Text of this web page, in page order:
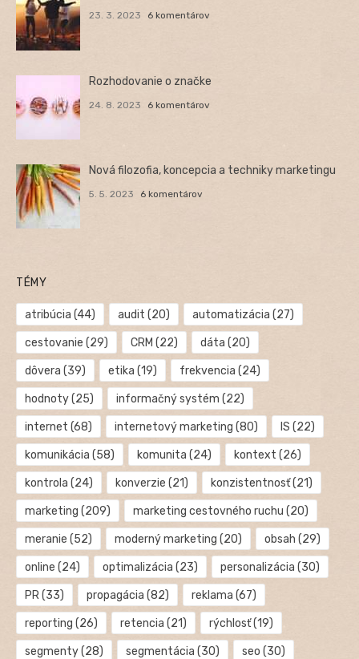
23. 3. 2023 6 komentárov
Rozhodovanie o značke
24. 8. 2023 6 komentárov
Nová filozofia, koncepcia a techniky marketingu
5. 5. 2023 6 komentárov
TÉMY
atribúcia (44) audit (20) automatizácia (27)
cestovanie (29) CRM (22) dáta (20)
dôvera (39) etika (19) frekvencia (24)
hodnoty(25) informačný systém (22)
internet (68) internetový marketing (80) IS (22)
komunikácia (58) komunita (24) kontext (26)
kontrola (24) konverzie (21) konzistentnosť(21)
marketing (209) marketing cestovného ruchu (20)
meranie (52) moderný marketing (20) obsah (29)
online (24) optimalizácia (23) personalizácia (30)
PR(33) propagácia (82) reklama (67)
reporting (26) retencia (21) rýchlosť(19)
segmenty(28) segmentácia (30) seo (30)